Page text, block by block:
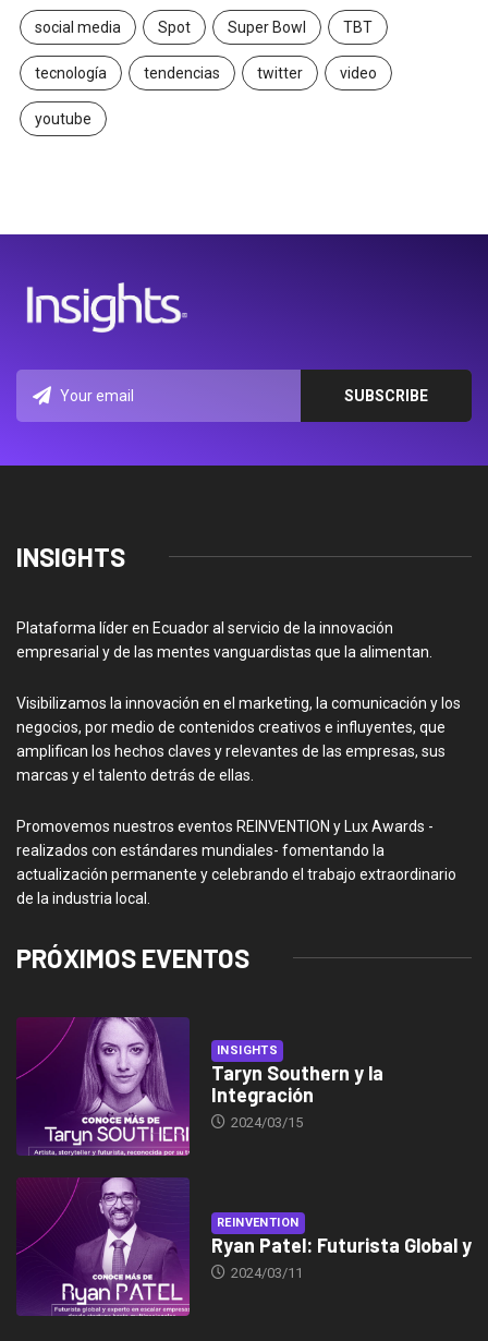
social media Spot Super Bowl TBT
tecnología tendencias twitter video
youtube
INSIGHTS
Plataforma líder en Ecuador al servicio de la innovación
empresarial y de las mentes vanguardistas que la alimentan.
Visibilizamos la innovación en el marketing, la comunicación y los
negocios, por medio de contenidos creativos e influyentes, que
amplifican los hechos claves y relevantes de las empresas, sus
marcas y el talento detrás de ellas.
Promovemos nuestros eventos REINVENTION y Lux Awards -
realizados con estándares mundiales- fomentando la
actualización permanente y celebrando el trabajo extraordinario
de la industria local.
PRÓXIMOS EVENTOS
INSIGHTS
Taryn Southern y la
Integración
2024/03/15
REINVENTION
Ryan Patel: Futurista Global y
2024/03/11